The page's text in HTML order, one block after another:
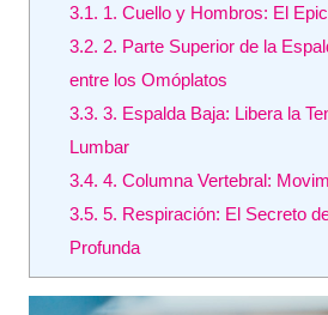
3.1. 1. Cuello y Hombros: El
3.2. 2. Parte Superior de la
entre los Omóplatos
3.3. 3. Espalda Baja: Libera la
Lumbar
3.4. 4. Columna Vertebral:
3.5. 5. Respiración: El Secreto
Profunda